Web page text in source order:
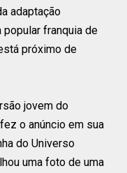
adaptação
franquia de
próximo de
jovem do
o anúncio em sua
do Universo
uma foto de uma